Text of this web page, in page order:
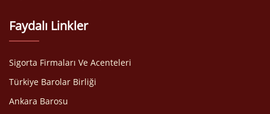
Faydalı Linkler
Sigorta Firmaları Ve Acenteleri
Türkiye Barolar Birliği
Ankara Barosu